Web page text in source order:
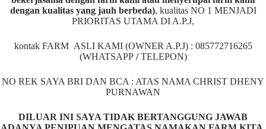
dengan kualitas yang jauh berbeda), kualitas NO 1 MENJADI
PRIORITAS UTAMA DI A.P.J,
kontak FARM ASLI KAMI (OWNER A.P.J) : 085772716265
(WHATSAPP /TELEPON)
NO REK SAYA BRI DAN BCA : ATAS NAMA CHRIST DHENY
PURNAWAN
DILUAR INI SAYA TIDAK BERTANGGUNG JAWAB